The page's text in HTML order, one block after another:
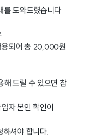
를 도와드렸습니다
용되어 총 20,000원
해 드릴 수 있으면 참
자 본인 확인이
셔야 합니다.